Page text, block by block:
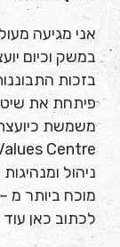
אני מגיעה
במשק וכיום
בזכות
ניהול
לכתוב כאן